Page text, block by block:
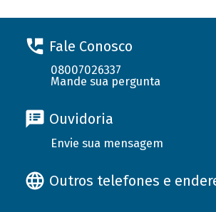
Fale Conosco
08007026337
Mande sua pergunta
Ouvidoria
Envie sua mensagem
Outros telefones e